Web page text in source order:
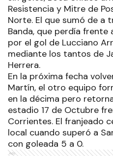
Resistencia y Mitre de
Norte. El que sumó de a
Banda, que perdía frente
por el gol de Lucciano
mediante los tantos de
Herrera.
En la próxima fecha
Martín, el otro equipo
en la décima pero
estadio 17 de Octubre
Corrientes. El franjeado
local cuando superó a
con goleada 5 a 0.
Ads